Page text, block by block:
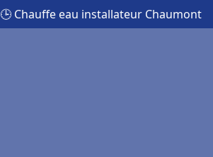
🕒 Chauffe eau installateur Chaumont